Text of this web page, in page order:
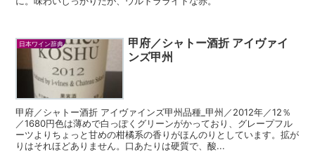
日本ワイン辞典
甲府／シャトー酒折 アイヴァイ
ンズ甲州
甲府／シャトー酒折 アイヴァインズ甲州品種_甲州／2012年／12％
／1680円色は薄めで白っぽくグリーンがかっており、グレープフル
ーツよりちょっと甘めの柑橘系の香りがほんのりとしています。拡が
りはそれほどありません。口あたりは硬質で、酸...